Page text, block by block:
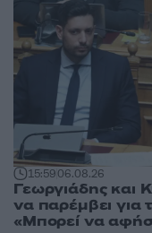
15:5906.08.26
Γεωργιάδης και
να παρέμβει
«Μπορεί να